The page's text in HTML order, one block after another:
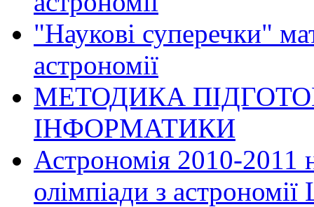
"Наукові суперечки"
астрономії
МЕТОДИКА
ІНФОРМАТИКИ
Астрономія 2010-2011
олімпіади з астрономії